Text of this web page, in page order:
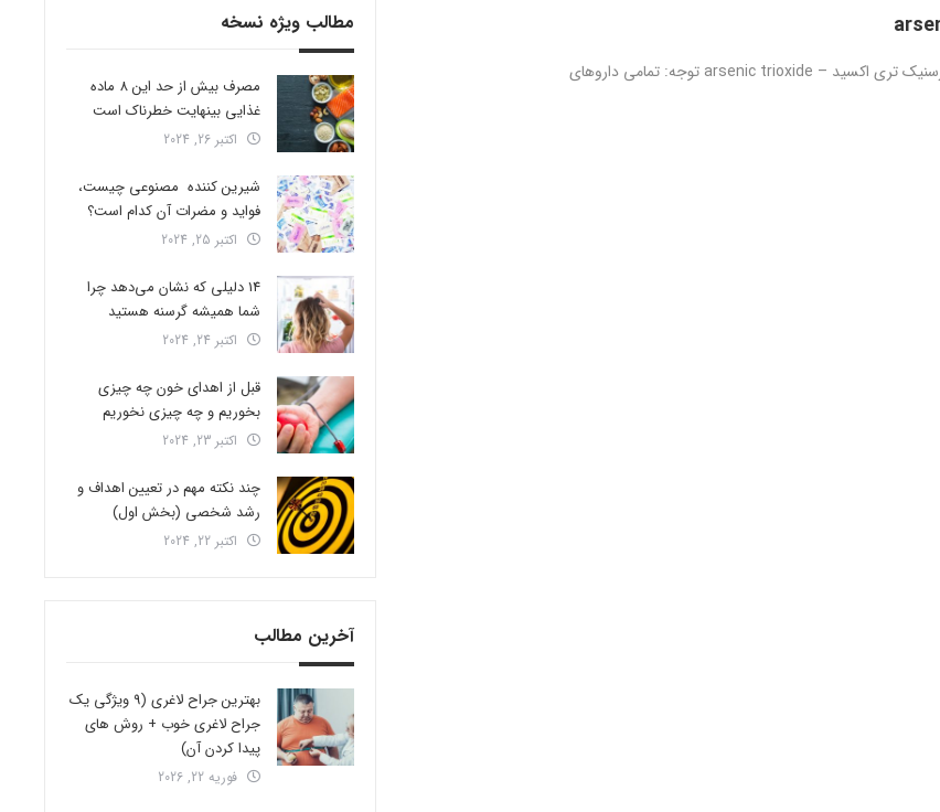
آرسنیک تری اکسید داخل وریدی – arsenic trioxide intravenous نام ژنریک: آرسنیک تری اکسید – arsenic trioxide توجه: تمامی داروهای
مطالب ویژه نسخه
مصرف بیش از حد این 8 ماده
غذایی بینهایت خطرناک است
اکتبر 26, 2024
شیرین کننده مصنوعی چیست،
فواید و مضرات آن کدام است؟
اکتبر 25, 2024
14 دلیلی که نشان می‌دهد چرا
شما همیشه گرسنه هستید
اکتبر 24, 2024
قبل از اهدای خون چه چیزی
بخوریم و چه چیزی نخوریم
اکتبر 23, 2024
چند نکته مهم در تعیین اهداف و
رشد شخصی (بخش اول)
اکتبر 22, 2024
آخرین مطالب
بهترین جراح لاغری (9 ویژگی یک
جراح لاغری خوب + روش های
پیدا کردن آن)
فوریه 22, 2026